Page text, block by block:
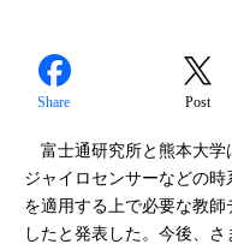
Share Post
富士通研究所と熊本大学
ジャイロセンサーなどの時
を適用する上で必要な教
したと発表した。今後、